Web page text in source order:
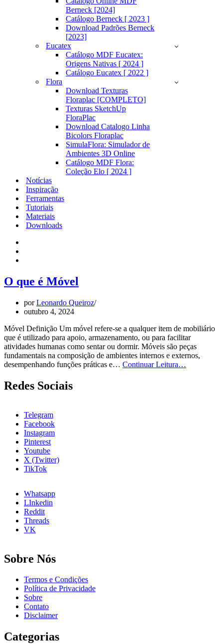
Berneck [2024]
Catálogo Berneck [ 2023 ]
Download Padrões Berneck
[2023]
Eucatex
Catálogo MDF Eucatex:
Origens Nativas [ 2024 ]
Catálogo Eucatex [ 2022 ]
Flora
Download Texturas
Floraplac [COMPLETO]
Texturas SketchUp
FloraPlac
Download Catalogo Linha
Bicolors Floraplac
SimulaFlora: Simulador de
Ambientes 3D Online
Catálogo MDF Flora:
Coleção Elo [ 2024 ]
Notícias
Inspiração
Ferramentas
Tutoriais
Materiais
Downloads
O que é Móvel
porLeonardo Queiroz
outubro 4, 2024
Móvel Definição Um móvel refere-se a qualquer item de mobiliário
que é utilizado para apoio, armazenamento, ou para facilitar
atividades humanas como sentar ou dormir. Móveis são peças
fundamentais na composição de ambientes internos e externos,
desempenhando funções práticas e… Continuar Leitura…
Redes Sociais
Telegram
Facebook
Instagram
Pinterest
Youtube
X (Twitter)
TikTok
Whatsapp
LInkedin
Reddit
Threads
VK
Sobre Nós
Termos e Condições
Política de Privacidade
Sobre
Contato
Disclaimer
Categorias